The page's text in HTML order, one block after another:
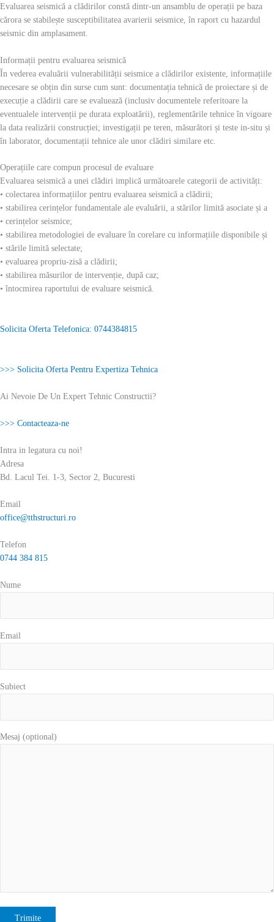
Evaluarea seismică a clădirilor constă dintr-un ansamblu de operații pe baza
cărora se stabilește susceptibilitatea avarierii seismice, în raport cu hazardul
seismic din amplasament.
Informații pentru evaluarea seismică
În vederea evaluării vulnerabilității seismice a clădirilor existente, informațiile
necesare se obțin din surse cum sunt: documentația tehnică de proiectare și de
execuție a clădirii care se evaluează (inclusiv documentele referitoare la
eventualele intervenții pe durata exploatării), reglementările tehnice în vigoare
la data realizării construcției; investigații pe teren, măsurători și teste in-situ și
în laborator, documentații tehnice ale unor clădiri similare etc.
Operațiile care compun procesul de evaluare
Evaluarea seismică a unei clădiri implică următoarele categorii de activități:
• colectarea informațiilor pentru evaluarea seismică a clădirii;
• stabilirea cerințelor fundamentale ale evaluării, a stărilor limită asociate și a
• cerințelor seismice;
• stabilirea metodologiei de evaluare în corelare cu informațiile disponibile și
• stările limită selectate;
• evaluarea propriu-zisă a clădirii;
• stabilirea măsurilor de intervenție, după caz;
• întocmirea raportului de evaluare seismică.
Solicita Oferta Telefonica: 0744384815
>>> Solicita Oferta Pentru Expertiza Tehnica
Ai Nevoie De Un Expert Tehnic Constructii?
>>> Contacteaza-ne
Intra in legatura cu noi!
Adresa
Bd. Lacul Tei. 1-3, Sector 2, Bucuresti
Email
office@tthstructuri.ro
Telefon
0744 384 815
Nume
Email
Subiect
Mesaj (optional)